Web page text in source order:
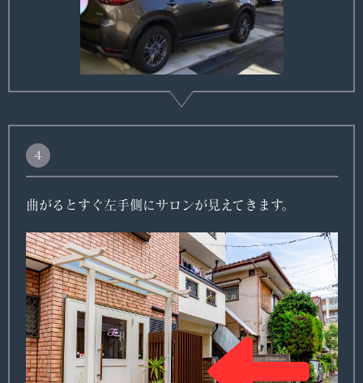
４
曲がるとすぐ左手側にサロンが見えてきます。